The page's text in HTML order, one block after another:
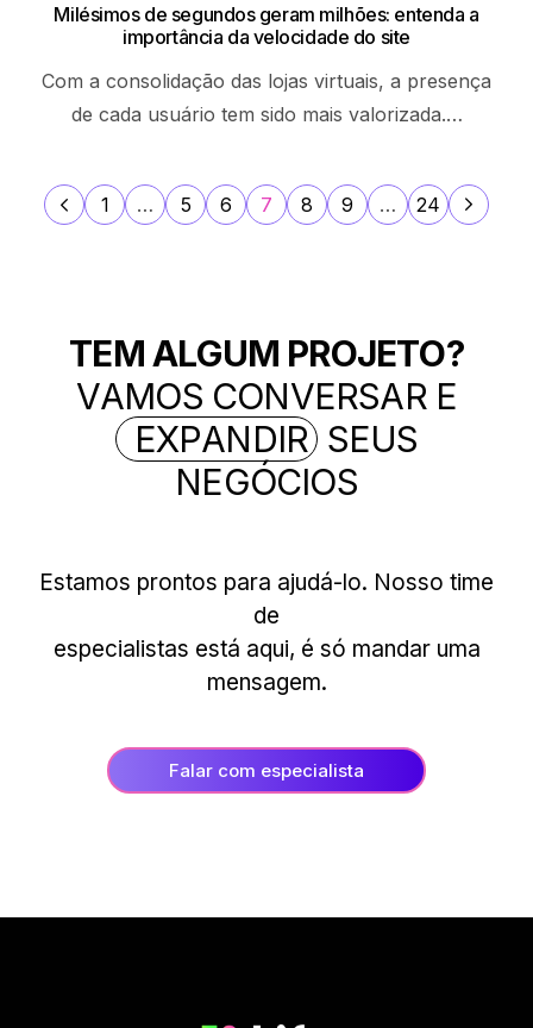
Milésimos de segundos geram milhões: entenda a
importância da velocidade do site
Com a consolidação das lojas virtuais, a presença
de cada usuário tem sido mais valorizada.…
1 … 5 6 7 8 9 … 24
TEMALGUM PROJETO?
VAMOS CONVERSAR E
EXPANDIR SEUS
NEGÓCIOS
Estamos prontos para ajudá-lo. Nosso time
de
especialistas está aqui, é só mandar uma
mensagem.
Falar com especialista